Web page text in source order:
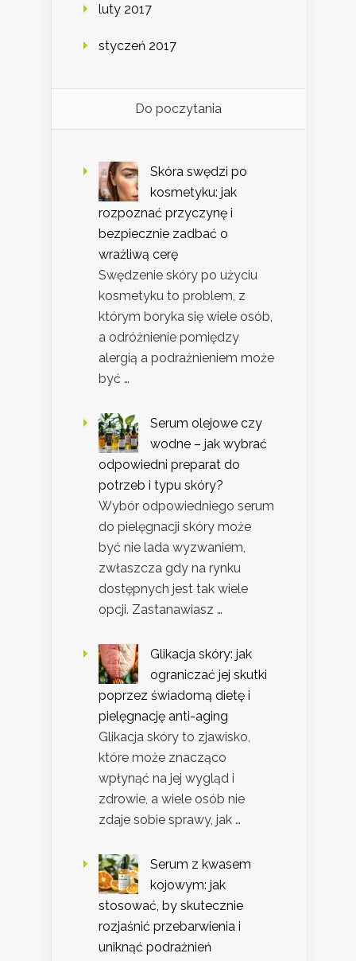
luty 2017
styczeń 2017
Do poczytania
Skóra swędzi po
kosmetyku: jak
rozpoznać przyczynę i
bezpiecznie zadbać o
wrażliwą cerę
Swędzenie skóry po użyciu
kosmetyku to problem, z
którym boryka się wiele osób,
a odróżnienie pomiędzy
alergią a podrażnieniem może
być …
Serum olejowe czy
wodne – jak wybrać
odpowiedni preparat do
potrzeb i typu skóry?
Wybór odpowiedniego serum
do pielęgnacji skóry może
być nie lada wyzwaniem,
zwłaszcza gdy na rynku
dostępnych jest tak wiele
opcji. Zastanawiasz …
Glikacja skóry: jak
ograniczać jej skutki
poprzez świadomą dietę i
pielęgnację anti-aging
Glikacja skóry to zjawisko,
które może znacząco
wpłynąć na jej wygląd i
zdrowie, a wiele osób nie
zdaje sobie sprawy, jak …
Serum z kwasem
kojowym: jak
stosować, by skutecznie
rozjaśnić przebarwienia i
uniknąć podrażnień